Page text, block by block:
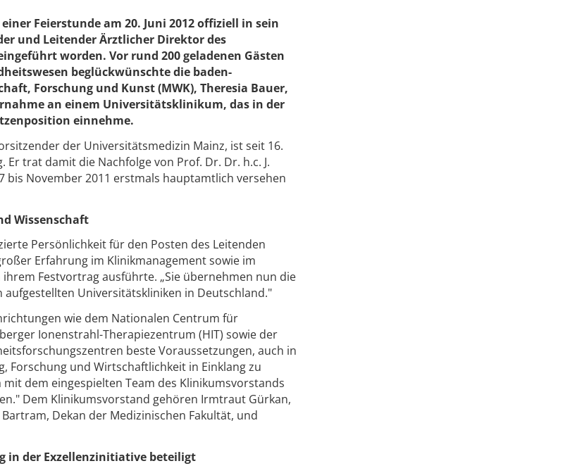
Feierstunde am 20. Juni 2012 offiziell in sein
und Leitender Ärztlicher Direktor des
worden. Vor rund 200 geladenen Gästen
beglückwünschte die baden-
Forschung und Kunst (MWK), Theresia Bauer,
an einem Universitätsklinikum, das in der
einnehme.
der Universitätsmedizin Mainz, ist seit 16.
Er trat damit die Nachfolge von Prof. Dr. Dr. h.c. J.
bis November 2011 erstmals hauptamtlich versehen
Wissenschaft
Persönlichkeit für den Posten des Leitenden
Erfahrung im Klinikmanagement sowie im
Festvortrag ausführte. „Sie übernehmen nun die
Universitätskliniken in Deutschland."
wie dem Nationalen Centrum für
Ionenstrahl-Therapiezentrum (HIT) sowie der
beste Voraussetzungen, auch in
und Wirtschaftlichkeit in Einklang zu
dem eingespielten Team des Klinikumsvorstands
Dem Klinikumsvorstand gehören Irmtraut Gürkan,
Dekan der Medizinischen Fakultät, und
in der Exzellenzinitiative beteiligt